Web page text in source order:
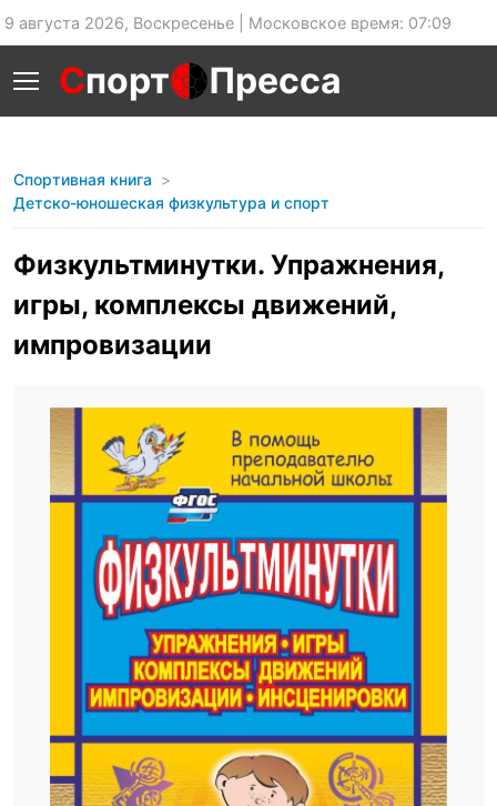
9 августа 2026, Воскресенье | Московское время: 07:09
Спорт Пресса
Спортивная книга
Детско-юношеская физкультура и спорт
Физкультминутки. Упражнения,
игры, комплексы движений,
импровизации